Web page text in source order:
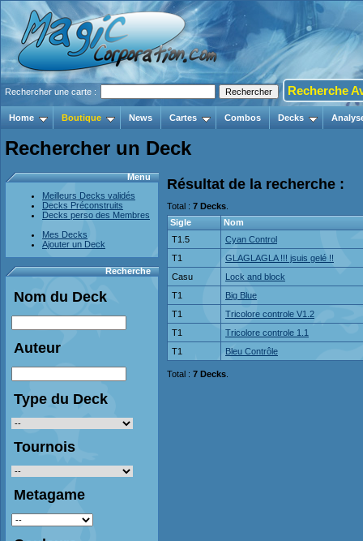
Rechercher une carte : Recherche
Home Boutique News Cartes Combos Decks
Rechercher un Deck
Menu
Meilleurs Decks validés
Decks Préconstruits
Decks perso des Membres
Mes Decks
Ajouter un Deck
Recherche
Nom du Deck
Auteur
Type du Deck
Tournois
Metagame
Résultat de la recherche :
Total : 7 Decks
Sigle
Nom
T1.5
Cyan Control
T1
GLAGLAGLA !!! jsuis gelé !!
Casu
Lock and block
T1
Big Blue
T1
Tricolore controle V1.2
T1
Tricolore controle 1.1
T1
Bleu Contrôle
Total : 7 Decks